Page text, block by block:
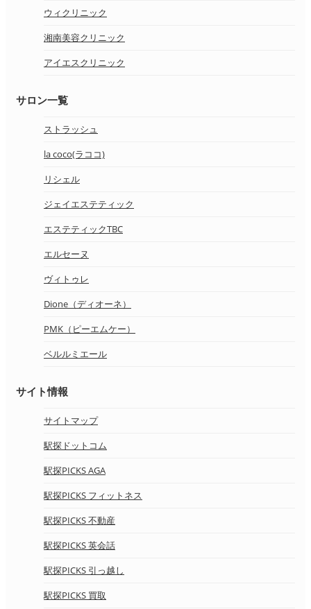
ウィクリニック
湘南美容クリニック
アイエスクリニック
サロン一覧
ストラッシュ
la coco(ラココ)
リシェル
ジェイエステティック
エステティックTBC
エルセーヌ
ヴィトゥレ
Dione（ディオーネ）
PMK（ピーエムケー）
ベルルミエール
サイト情報
サイトマップ
駅探ドットコム
駅探PICKS AGA
駅探PICKS フィットネス
駅探PICKS 不動産
駅探PICKS 英会話
駅探PICKS 引っ越し
駅探PICKS 買取